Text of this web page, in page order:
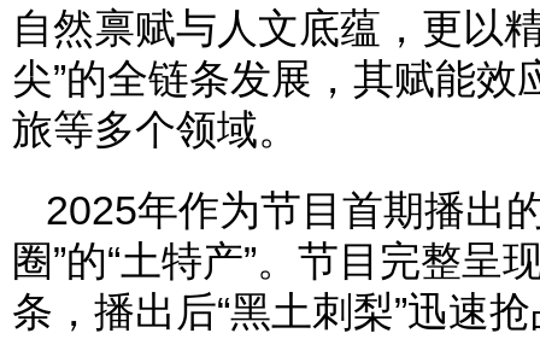
自然禀赋与人文底蕴，更以
尖”的全链条发展，其赋能
旅等多个领域。
2025年作为节目首期播出
圈”的“土特产”。节目完整
条，播出后“黑土刺梨”迅速